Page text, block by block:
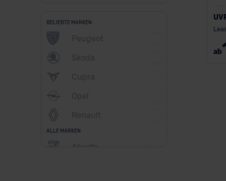
BELIEBTE MARKEN
Peugeot
Skoda
Cupra
Opel
Renault
ALLE MARKEN
Abarth
ab